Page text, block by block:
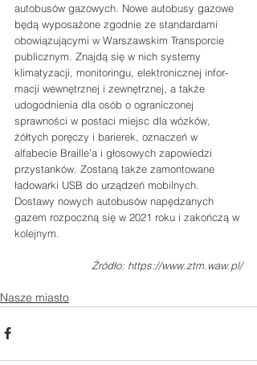
autobusów gazowych. Nowe autobusy gazowe
będą wyposażone zgodnie ze standardami
obowiązującymi w Warszawskim Transporcie
publicznym. Znajdą się w nich systemy
klimatyzacji, monitoringu, elektronicznej infor-
macji wewnętrznej i zewnętrznej, a także
udogodnienia dla osób o ograniczonej
sprawności w postaci miejsc dla wózków,
żółtych poręczy i barierek, oznaczeń w
alfabecie Braille’a i głosowych zapowiedzi
przystanków. Zostaną także zamontowane
ładowarki USB do urządzeń mobilnych.
Dostawy nowych autobusów napędzanych
gazem rozpoczną się w 2021 roku i zakończą w
kolejnym.
Źródło: https://www.ztm.waw.pl/
Nasze miasto